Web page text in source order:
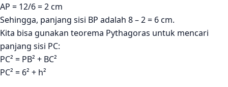
AP = 12/6 = 2 cm
Sehingga, panjang sisi BP adalah 8 – 2 = 6 cm.
Kita bisa gunakan teorema Pythagoras untuk mencari
panjang sisi PC:
PC² = PB² + BC²
PC² = 6² + h²